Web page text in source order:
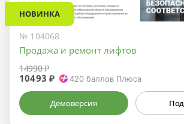
НОВИНКА
№ 104068
Продажа и ремонт лифтов
14990 ₽
10493 ₽ 420 баллов Плюса
Демоверсия